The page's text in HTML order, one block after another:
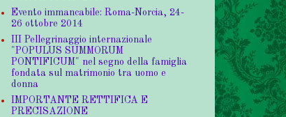
Evento immancabile: Roma-Norcia, 24-
26 ottobre 2014
III Pellegrinaggio internazionale
"POPULUS SUMMORUM
PONTIFICUM" nel segno della famiglia
fondata sul matrimonio tra uomo e
donna
IMPORTANTE RETTIFICA E
PRECISAZIONE